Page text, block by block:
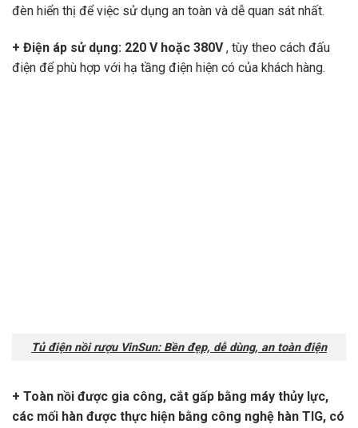
đèn hiển thị để việc sử dụng an toàn và dễ quan sát nhất.
+ Điện áp sử dụng: 220 V hoặc 380V, tùy theo cách đấu
điện để phù hợp với hạ tầng điện hiện có của khách hàng.
Tủ điện nồi rượu VinSun: Bền đẹp, dễ dùng, an toàn điện
+ Toàn nồi được gia công, cắt gấp bằng máy thủy lực,
các mối hàn được thực hiện bằng công nghệ hàn TIG, có